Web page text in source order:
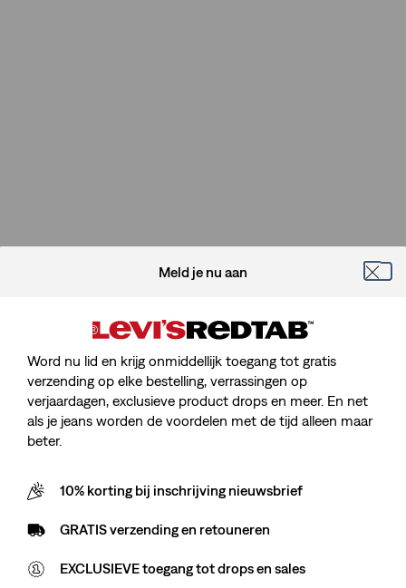
Meld je nu aan
Word nu lid en krijg onmiddellijk toegang tot gratis
verzending op elke bestelling, verrassingen op
verjaardagen, exclusieve product drops en meer. En net
als je jeans worden de voordelen met de tijd alleen maar
beter.
10% korting bij inschrijving nieuwsbrief
GRATIS verzending en retouneren
EXCLUSIEVE toegang tot drops en sales